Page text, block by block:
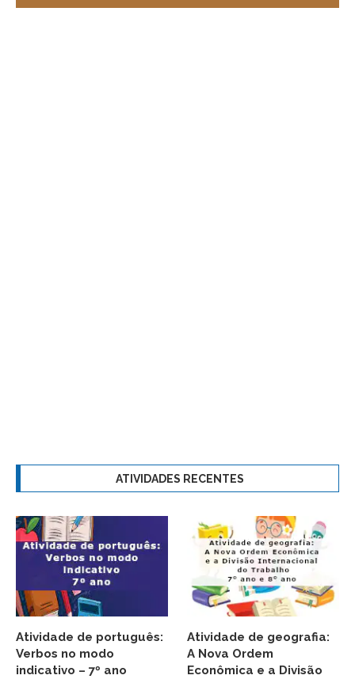
ATIVIDADES RECENTES
Atividade de português:
Verbos no modo
indicativo – 7º ano
Atividade de geografia:
A Nova Ordem
Econômica e a Divisão